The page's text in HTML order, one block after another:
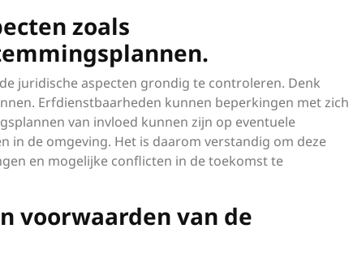
zoals
juridische aspecten grondig te controleren. Denk
Erfdienstbaarheden kunnen beperkingen met zich
van invloed kunnen zijn op eventuele
de omgeving. Het is daarom verstandig om deze
en mogelijke conflicten in de toekomst te
voorwaarden van de